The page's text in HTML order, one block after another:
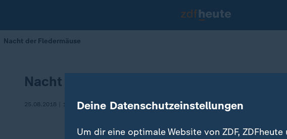
Nacht der Fledermäuse
Nacht der Fledermäuse
25.08.2018 | 16:09Deine Datenschutzeinstellungen
Um dir eine optimale Website von ZDF, ZDFheute